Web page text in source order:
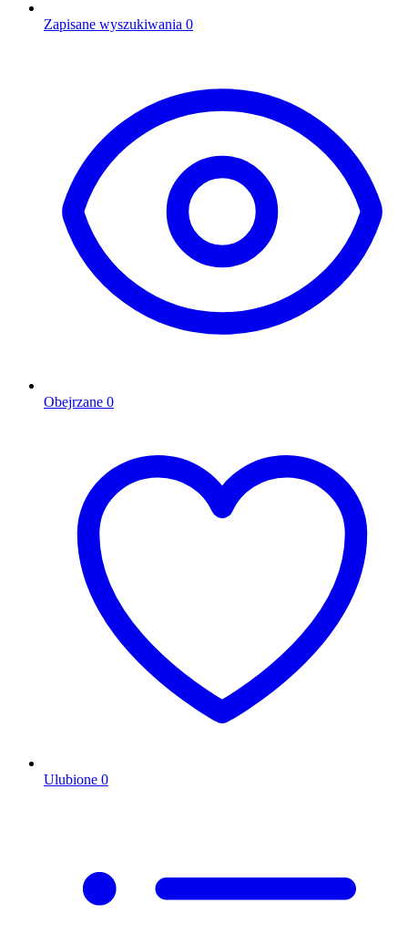
Zapisane wyszukiwania 0
Obejrzane 0
Ulubione 0